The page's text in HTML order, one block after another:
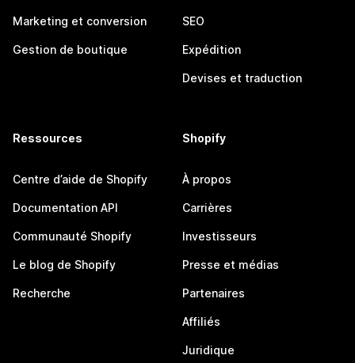
Marketing et conversion
Gestion de boutique
SEO
Expédition
Devises et traduction
Ressources
Centre d’aide de Shopify
Documentation API
Communauté Shopify
Le blog de Shopify
Recherche
Shopify
À propos
Carrières
Investisseurs
Presse et médias
Partenaires
Affiliés
Juridique